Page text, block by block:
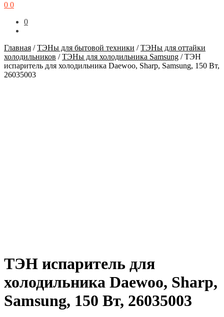
0 0
0
Главная /ТЭНы для бытовой техники /ТЭНы для оттайки
холодильников /ТЭНы для холодильника Samsung /ТЭН
испаритель для холодильника Daewoo, Sharp, Samsung, 150 Вт,
26035003
ТЭН испаритель для
холодильника Daewoo, Sharp,
Samsung, 150 Вт, 26035003